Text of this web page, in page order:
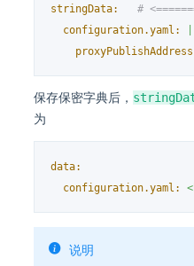
stringData:
#
configuration.yaml:
保存保密字典后，
为
data:
configuration.yaml:
说明